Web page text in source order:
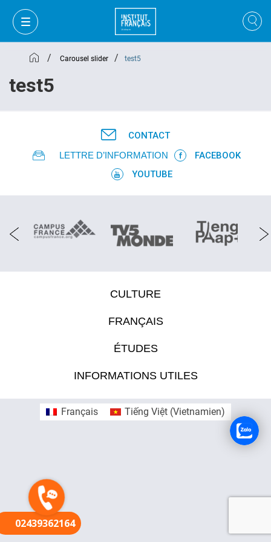
MON PANIER CONNEXION
/ Carousel slider / test5
test5
CONTACT
LETTRE D’INFORMATION
FACEBOOK
YOUTUBE
CULTURE
FRANÇAIS
ÉTUDES
INFORMATIONS UTILES
Français Tiếng Việt(Vietnamien)
02439362164